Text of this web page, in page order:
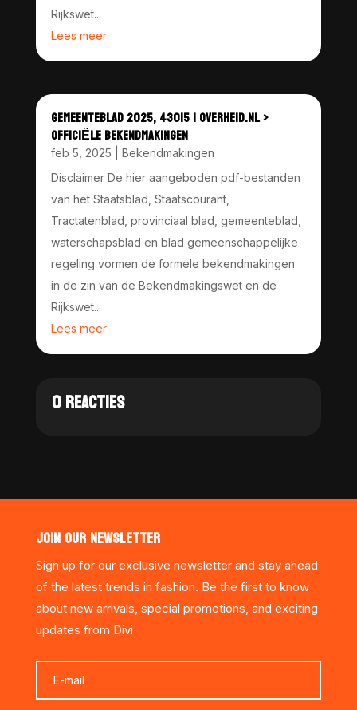
Rijkswet...
Lees meer
GEMEENTEBLAD 2025, 43015 | OVERHEID.NL >
OFFICIËLE BEKENDMAKINGEN
feb 5, 2025
Bekendmakingen
Disclaimer De hier aangeboden pdf-bestanden
van het Staatsblad, Staatscourant,
Tractatenblad, provinciaal blad, gemeenteblad,
waterschapsblad en blad gemeenschappelijke
regeling vormen de formele bekendmakingen
in de zin van de Bekendmakingswet en de
Rijkswet...
Lees meer
0 REACTIES
JOIN OUR NEWSLETTER
Sign up for our exclusive newsletter and stay ahead
of the latest trends in fashion. Be the first to know
about new arrivals, special promotions, and exciting
updates from Divi